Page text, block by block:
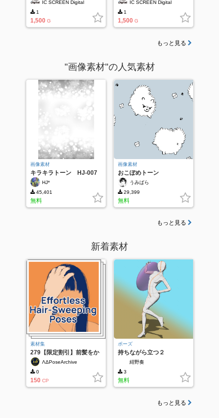
IC SCREEN Digital
1
1,500 G
IC SCREEN Digital
1
1,500 G
もっと見る
"画像素材"の人気素材
画像素材
キラキラトーン HJ-007
HJ*
45,401
無料
画像素材
おこぽめトーン
うみばら
29,399
無料
もっと見る
新着素材
素材集
279【限定割引】前髪をか
きあげる手素材集：髪をか
きあげ・払うポーズ多アン
グル
ΛΔPoseArchive
0
150 CP
ポーズ
持ちながら立つ２
紺野奏
3
無料
もっと見る